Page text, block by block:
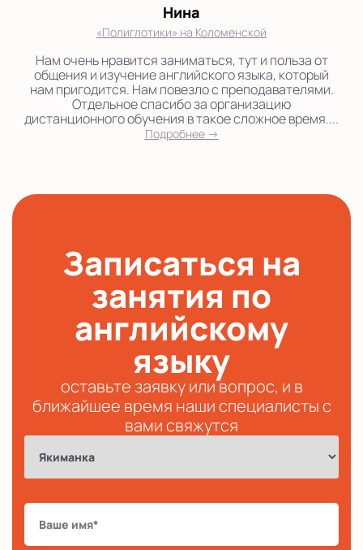
Нина
«Полиглотики» на Коломенской
Нам очень нравится заниматься, тут и польза от
общения и изучение английского языка, который
нам пригодится. Нам повезло с преподавателями.
Отдельное спасибо за организацию
дистанционного обучения в такое сложное время....
Подробнее →
Записаться на
занятия по
английскому
языку
оставьте заявку или вопрос, и в
ближайшее время наши специалисты с
вами свяжутся